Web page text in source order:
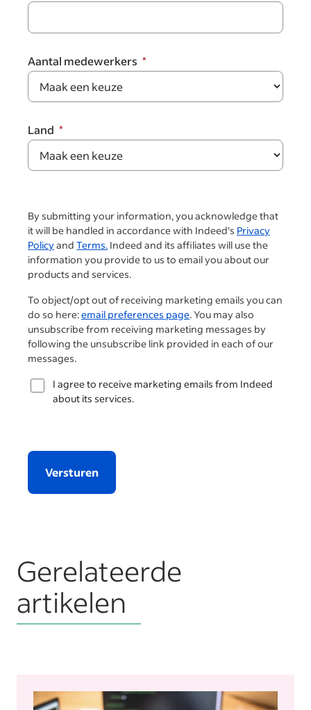
Aantal medewerkers
Land
By submitting your information, you acknowledge that
it will be handled in accordance with Indeed's Privacy
Policyand Terms. Indeed and its affiliates will use the
information you provide to us to email you about our
products and services.
To object/opt out of receiving marketing emails you can
do so here:email preferences page. You may also
unsubscribe from receiving marketing messages by
following the unsubscribe link provided in each of our
messages.
I agree to receive marketing emails from Indeed
about its services.
Versturen
Gerelateerde
artikelen